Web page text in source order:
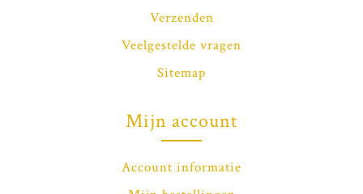
Verzenden
Veelgestelde vragen
Sitemap
Mijn account
Account informatie